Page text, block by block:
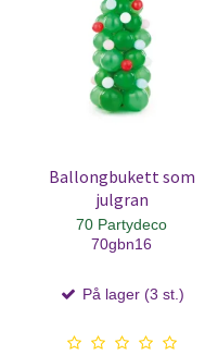
Ballongbukett som
julgran
70 Partydeco
70gbn16
På lager (3 st.)